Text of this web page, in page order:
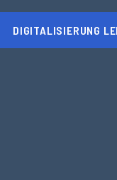
DIGITALISIERUNG